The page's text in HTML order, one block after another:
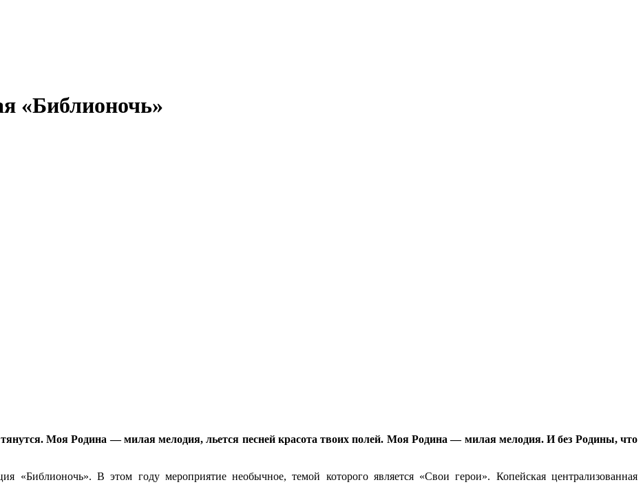
«Библионочь»
Моя Родина — милая мелодия, льется песней красота твоих полей. Моя Родина — милая мелодия. И без Родины, что
«Библионочь». В этом году мероприятие необычное, темой которого является «Свои герои». Копейская централизованная